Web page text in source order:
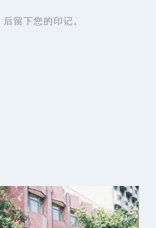
后留下您的印记。